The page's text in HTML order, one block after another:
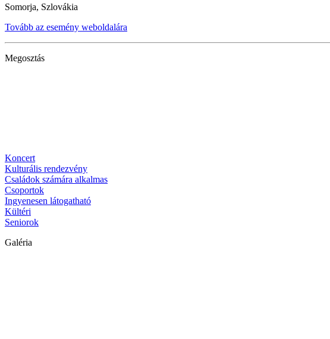
Somorja, Szlovákia
Tovább az esemény weboldalára
Megosztás
Koncert
Kulturális rendezvény
Családok számára alkalmas
Csoportok
Ingyenesen látogatható
Kültéri
Seniorok
Galéria